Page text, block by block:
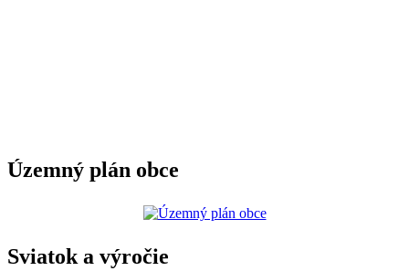
Územný plán obce
Sviatok a výročie